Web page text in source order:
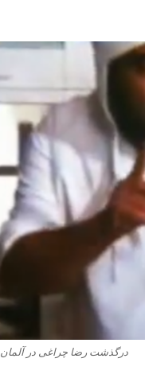
درگذشت رضا چراغی در آلمان